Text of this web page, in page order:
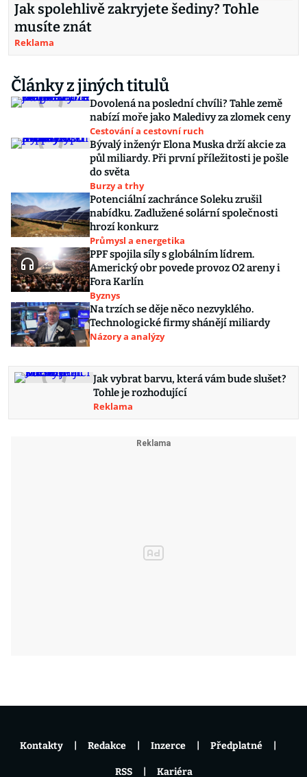
Jak spolehlivě zakryjete šediny? Tohle
musíte znát
Reklama
Články z jiných titulů
Dovolená na poslední chvíli? Tahle země
nabízí moře jako Maledivy za zlomek ceny
Cestování a cestovní ruch
Bývalý inženýr Elona Muska drží akcie za
půl miliardy. Při první příležitosti je pošle
do světa
Burzy a trhy
Potenciální zachránce Soleku zrušil
nabídku. Zadlužené solární společnosti
hrozí konkurz
Průmysl a energetika
PPF spojila síly s globálním lídrem.
Americký obr povede provoz O2 areny i
Fora Karlín
Byznys
Na trzích se děje něco nezvyklého.
Technologické firmy shánějí miliardy
Názory a analýzy
Jak vybrat barvu, která vám bude slušet?
Tohle je rozhodující
Reklama
Kontakty Redakce Inzerce Předplatné
RSS Kariéra